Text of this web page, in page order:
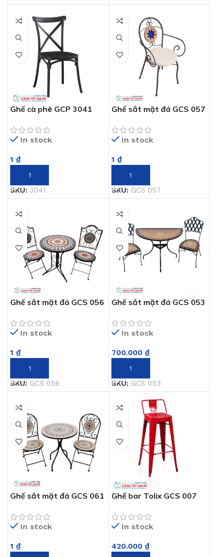
Ghế cà phê GCP 3041
In stock
1 ₫
THÊM VÀO GIỎ HÀNG
SKU: 3041
Ghế sắt mặt đá GCS 057
In stock
1 ₫
THÊM VÀO GIỎ HÀNG
SKU: GCS 057
Ghế sắt mặt đá GCS 056
In stock
1 ₫
THÊM VÀO GIỎ HÀNG
SKU: GCS 056
Ghế sắt mặt đá GCS 053
In stock
700.000 ₫
THÊM VÀO GIỎ HÀNG
SKU: GCS 053
Ghế sắt mặt đá GCS 061
In stock
1 ₫
Ghế bar Tolix GCS 007
In stock
420.000 ₫